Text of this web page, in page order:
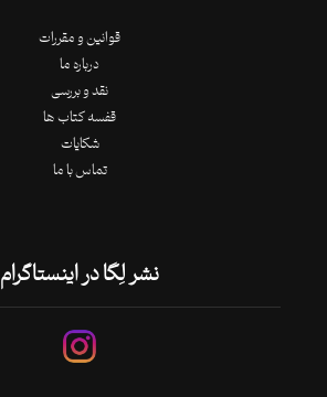
قوانین و مقررات
درباره ما
نقد و بررسی
قفسه کتاب ها
شکایات
تماس با ما
نشر لِگا در اینستاگرام